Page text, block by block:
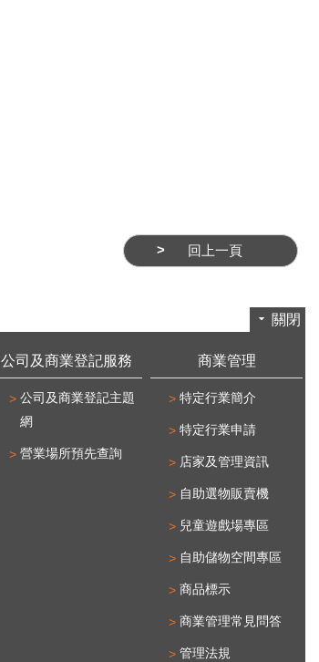
回上一頁
關閉
公司及商業登記服務
公司及商業登記主題
網
營業場所預先查詢
商業管理
特定行業簡介
特定行業申請
店家及管理資訊
自助選物販賣機
兒童遊戲場專區
自助儲物空間專區
商品標示
商業管理常見問答
管理法規